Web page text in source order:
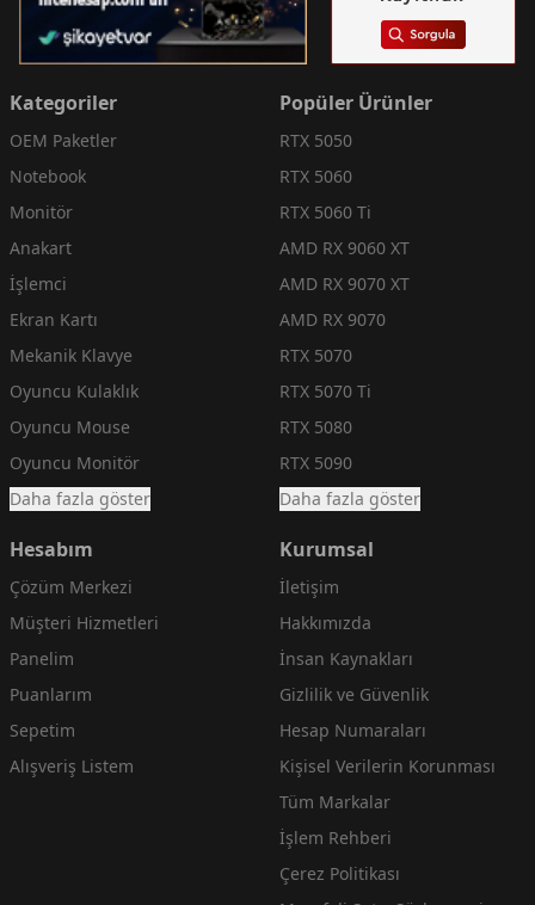
Kategoriler
OEM Paketler
Notebook
Monitör
Anakart
İşlemci
Ekran Kartı
Mekanik Klavye
Oyuncu Kulaklık
Oyuncu Mouse
Oyuncu Monitör
Daha fazla göster
Popüler Ürünler
RTX 5050
RTX 5060
RTX 5060 Ti
AMD RX 9060 XT
AMD RX 9070 XT
AMD RX 9070
RTX 5070
RTX 5070 Ti
RTX 5080
RTX 5090
Daha fazla göster
Hesabım
Çözüm Merkezi
Müşteri Hizmetleri
Panelim
Puanlarım
Sepetim
Alışveriş Listem
Kurumsal
İletişim
Hakkımızda
İnsan Kaynakları
Gizlilik ve Güvenlik
Hesap Numaraları
Kişisel Verilerin Korunması
Tüm Markalar
İşlem Rehberi
Çerez Politikası